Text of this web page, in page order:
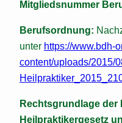
Mitgliedsnummer
Berufsordnung:
unter https://www.bdh-
content/uploads/2015/
Rechtsgrundlage
Heilpraktikergesetz